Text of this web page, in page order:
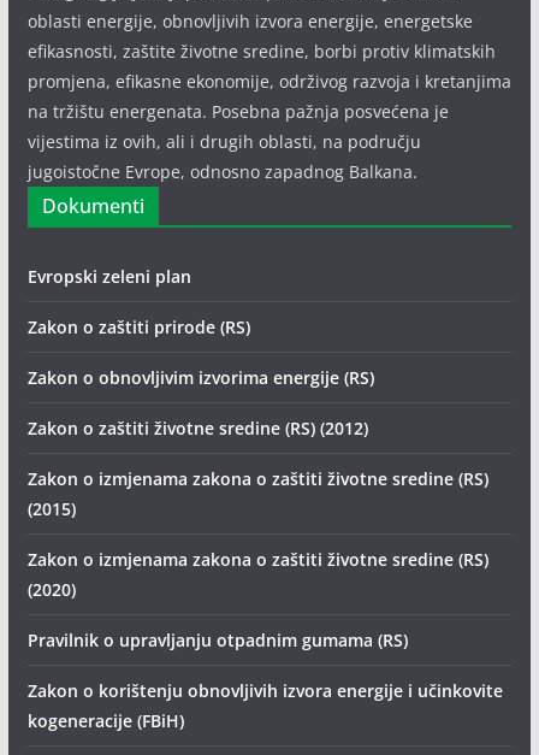
oblasti energije, obnovljivih izvora energije, energetske
efikasnosti, zaštite životne sredine, borbi protiv klimatskih
promjena, efikasne ekonomije, održivog razvoja i kretanjima
na tržištu energenata. Posebna pažnja posvećena je
vijestima iz ovih, ali i drugih oblasti, na području
jugoistočne Evrope, odnosno zapadnog Balkana.
Dokumenti
Evropski zeleni plan
Zakon o zaštiti prirode (RS)
Zakon o obnovljivim izvorima energije (RS)
Zakon o zaštiti životne sredine (RS) (2012)
Zakon o izmjenama zakona o zaštiti životne sredine (RS)
(2015)
Zakon o izmjenama zakona o zaštiti životne sredine (RS)
(2020)
Pravilnik o upravljanju otpadnim gumama (RS)
Zakon o korištenju obnovljivih izvora energije i učinkovite
kogeneracije (FBiH)